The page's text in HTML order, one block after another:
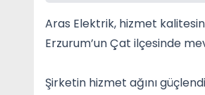
Aras Elektrik, hizmet
Erzurum’un Çat ilçesinde
Şirketin hizmet ağını